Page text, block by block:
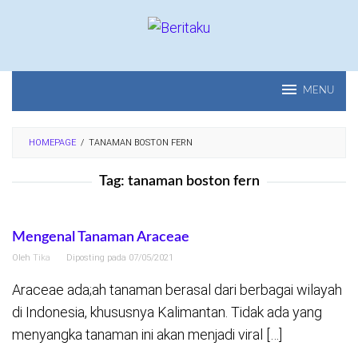
MENU
HOMEPAGE / TANAMAN BOSTON FERN
Tag: tanaman boston fern
Mengenal Tanaman Araceae
Oleh Tika Diposting pada 07/05/2021
Araceae ada;ah tanaman berasal dari berbagai wilayah
di Indonesia, khususnya Kalimantan. Tidak ada yang
menyangka tanaman ini akan menjadi viral […]